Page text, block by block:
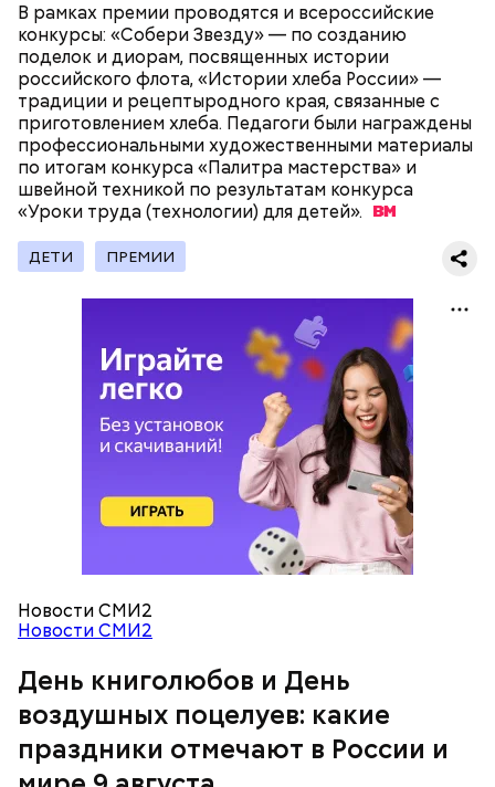
В рамках премии проводятся и всероссийские
конкурсы: «Собери Звезду» — по созданию
поделок и диорам, посвященных истории
российского флота, «Истории хлеба России» —
традиции и рецептыродного края, связанные с
приготовлением хлеба. Педагоги были награждены
профессиональными художественными материалы
по итогам конкурса «Палитра мастерства» и
швейной техникой по результатам конкурса
«Уроки труда (технологии) длядетей».
ДЕТИ ПРЕМИИ
Новости СМИ2
Новости СМИ2
День книголюбов и День
воздушных поцелуев: какие
праздники отмечают в России и
День воздушных поцелуев
День воздушных поцелуев отмечается с 1983 года.
В некоторых молодежных заведениях европейских
стран в этот праздник устраиваются
тематические вечеринки и флешмобы. Кроме того,
воздушный поцелуй близкому человеку через
социальные сети и мессенджеры.
День «Счастье случается» был инициирован
Тайным обществом счастливых людей, чтобы
напомнить людям, что счастье на самом деле
кроется в мелочах. Отпраздновать этот день
можно, поделившись с другими людьми
счастливыми моментами из своей жизни.